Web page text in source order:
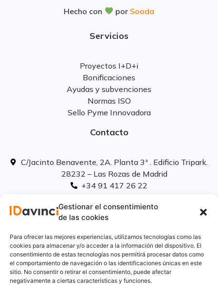
Gestionar el consentimiento
de las cookies
Para ofrecer las mejores experiencias, utilizamos tecnologías como las
cookies para almacenar y/o acceder a la información del dispositivo. El
consentimiento de estas tecnologías nos permitirá procesar datos como
el comportamiento de navegación o las identificaciones únicas en este
sitio. No consentir o retirar el consentimiento, puede afectar
negativamente a ciertas características y funciones.
Hecho con por Sooda
Servicios
Proyectos I+D+i
Bonificaciones
Ayudas y subvenciones
Normas ISO
Sello Pyme Innovadora
Contacto
C/Jacinto Benavente, 2A. Planta 3ª . Edificio Tripark.
28232 – Las Rozas de Madrid
+34 91 417 26 22
linkedIn
Aviso Legal
Privacidad
Cookies